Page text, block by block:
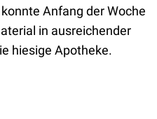
Anfang der Woche
in ausreichender
hiesige Apotheke.